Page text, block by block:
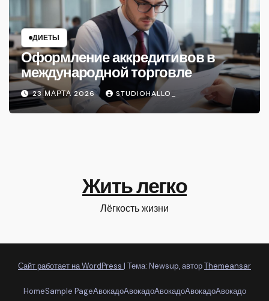
ДИЕТЫ
Оформление аккредитивов в
международной торговле
23 МАРТА 2026 STUDIOHALLO_
Жить легко
Лёгкость жизни
Сайт работает на WordPress | Тема: Newsup, авторThemeansar
HomeSample PageАвокадоАвокадоАвокадоАвокадоАвокадо